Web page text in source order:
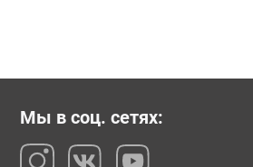
Мы в соц. сетях: